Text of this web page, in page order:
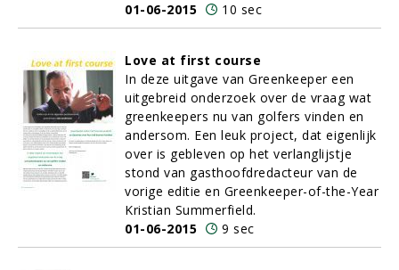
01-06-2015
10 sec
Love at first course
In deze uitgave van Greenkeeper een
uitgebreid onderzoek over de vraag wat
greenkeepers nu van golfers vinden en
andersom. Een leuk project, dat eigenlijk
over is gebleven op het verlanglijstje
stond van gasthoofdredacteur van de
vorige editie en Greenkeeper-of-the-Year
Kristian Summerfield.
01-06-2015
9 sec